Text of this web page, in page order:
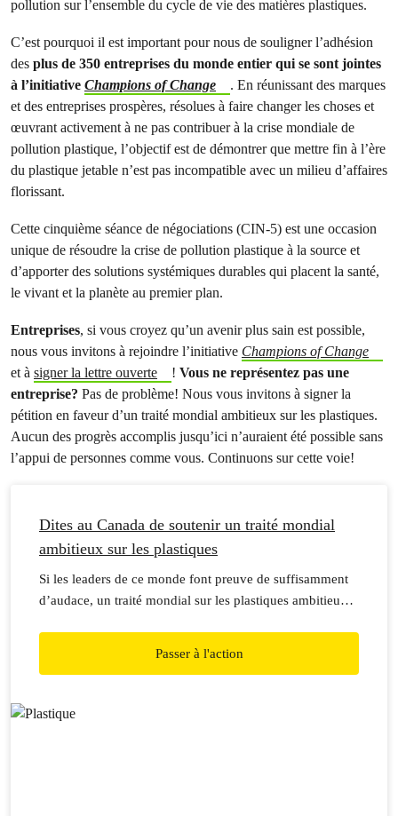
pollution sur l’ensemble du cycle de vie des matières plastiques.
C’est pourquoi il est important pour nous de souligner l’adhésion
des plus de 350 entreprises du monde entier qui se sont jointes
à l’initiative Champions of Change
. En réunissant des marques
et des entreprises prospères, résolues à faire changer les choses et
œuvrant activement à ne pas contribuer à la crise mondiale de
pollution plastique, l’objectif est de démontrer que mettre fin à l’ère
du plastique jetable n’est pas incompatible avec un milieu d’affaires
florissant.
Cette cinquième séance de négociations (CIN-5) est une occasion
unique de résoudre la crise de pollution plastique à la source et
d’apporter des solutions systémiques durables qui placent la santé,
le vivant et la planète au premier plan.
Entreprises, si vous croyez qu’un avenir plus sain est possible,
nous vous invitons à rejoindre l’initiative Champions of Change
et à signer la lettre ouverte ! Vous ne représentez pas une
entreprise? Pas de problème! Nous vous invitons à signer la
pétition en faveur d’un traité mondial ambitieux sur les plastiques.
Aucun des progrès accomplis jusqu’ici n’auraient été possible sans
l’appui de personnes comme vous. Continuons sur cette voie!
Dites au Canada de soutenir un traité mondial
ambitieux sur les plastiques
Si les leaders de ce monde font preuve de suffisamment
d’audace, un traité mondial sur les plastiques ambitieux
Passer à l'action